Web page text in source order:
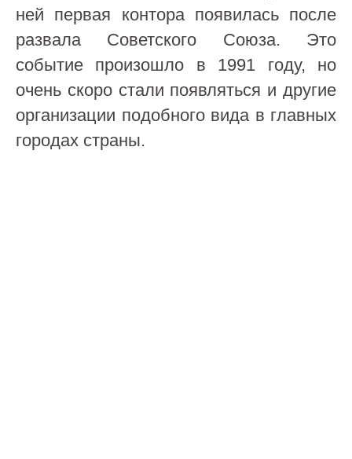
ней первая контора появилась после
развала Советского Союза. Это
событие произошло в 1991 году, но
очень скоро стали появляться и другие
организации подобного вида в главных
городах страны.